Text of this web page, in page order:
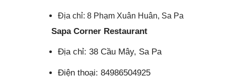
Địa chỉ: 8 Phạm Xuân Huân, Sa Pa
Sapa Corner Restaurant
Địa chỉ: 38 Cầu Mây, Sa Pa
Điện thoại: 84986504925